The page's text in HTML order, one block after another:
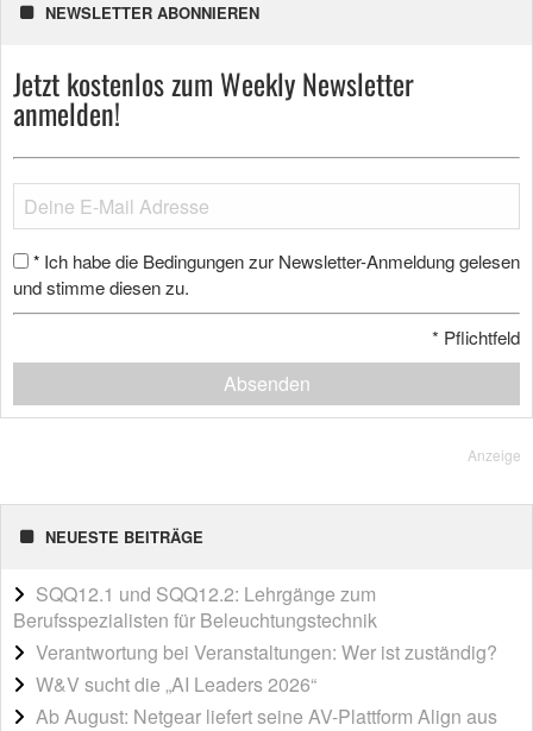
NEWSLETTER ABONNIEREN
Jetzt kostenlos zum Weekly Newsletter
anmelden!
* Ich habe die Bedingungen zur Newsletter-Anmeldung gelesen
und stimme diesen zu.
* Pflichtfeld
Absenden
Anzeige
NEUESTE BEITRÄGE
SQQ12.1 und SQQ12.2: Lehrgänge zum
Berufsspezialisten für Beleuchtungstechnik
Verantwortung bei Veranstaltungen: Wer ist zuständig?
W&V sucht die „AI Leaders 2026“
Ab August: Netgear liefert seine AV-Plattform Align aus